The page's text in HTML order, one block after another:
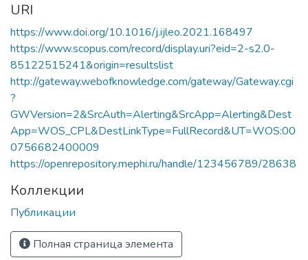
URI
https://www.doi.org/10.1016/j.ijleo.2021.168497
https://www.scopus.com/record/display.uri?eid=2-s2.0-
85122515241&origin=resultslist
http://gateway.webofknowledge.com/gateway/Gateway.cgi
?
GWVersion=2&SrcAuth=Alerting&SrcApp=Alerting&Dest
App=WOS_CPL&DestLinkType=FullRecord&UT=WOS:00
0756682400009
https://openrepository.mephi.ru/handle/123456789/28638
Коллекции
Публикации
Полная страница элемента